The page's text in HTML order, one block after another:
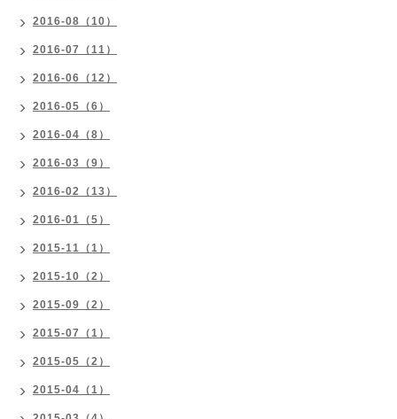
2016-08（10）
2016-07（11）
2016-06（12）
2016-05（6）
2016-04（8）
2016-03（9）
2016-02（13）
2016-01（5）
2015-11（1）
2015-10（2）
2015-09（2）
2015-07（1）
2015-05（2）
2015-04（1）